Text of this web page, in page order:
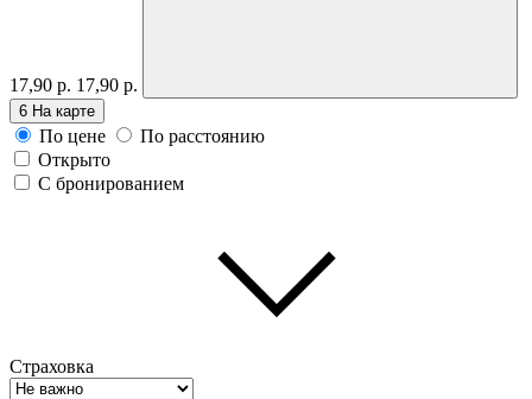
17,90 р. 17,90 р.
6 На карте
По цене
По расстоянию
Открыто
С бронированием
Страховка